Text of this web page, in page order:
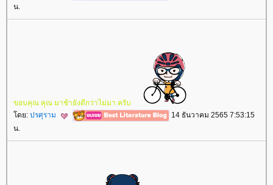
น.
ขอบคุณ​ คุณ​ มา​ช้า​ยัง​ดีกว่า​ไม่มา​ ครับ​
ดย: ปรศุราม
14 ธันวาคม 2565 7:53:15
น.